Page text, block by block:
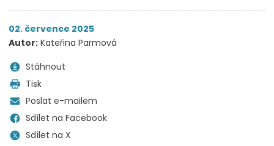
02. července 2025
Autor: Kateřina Parmová
Stáhnout
Tisk
Poslat e-mailem
Sdílet na Facebook
Sdílet na X